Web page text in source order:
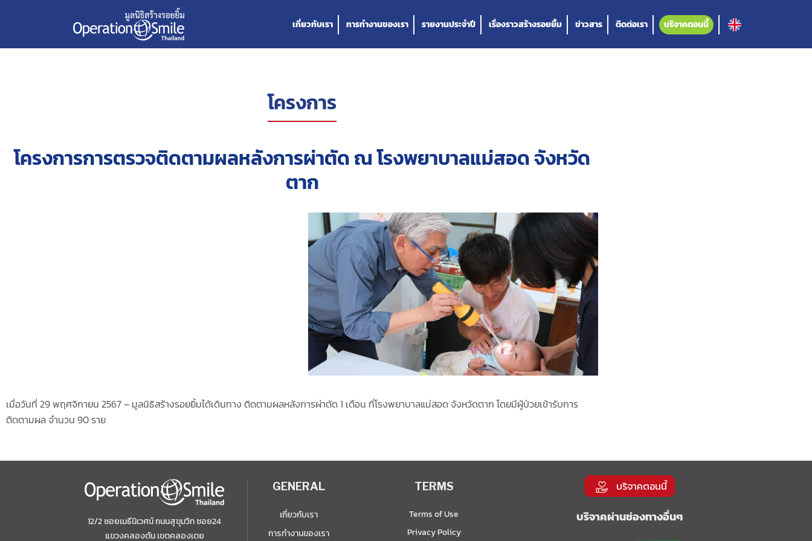
เกี่ยวกับเรา การทำงานของเรา รายงานประจำปี เรื่องราวสร้างรอยยิ้ม ข่าวสาร ติดต่อเรา บริจาคตอนนี้
โครงการ
โครงการการตรวจติดตามผลหลังการผ่าตัด ณ โรงพยาบาลแม่สอด จังหวัด
ตาก
เมื่อวันที่ 29 พฤศจิกายน 2567 – มูลนิธิสร้างรอยยิ้มได้เดินทาง ติดตามผลหลังการผ่าตัด 1 เดือน ที่โรงพยาบาลแม่สอด จังหวัดตาก โดยมีผู้ป่วยเข้ารับการ
ติดตามผล จำนวน 90 ราย
12/2 ซอยเมธีนิเวศน์ ถนนสุขุมวิท ซอย24
แขวงคลองตัน เขตคลองเตย
GENERAL
เกี่ยวกับเรา
การทำงานของเรา
TERMS
Terms of Use
Privacy Policy
บริจาคตอนนี้
บริจาคผ่านช่องทางอื่นๆ